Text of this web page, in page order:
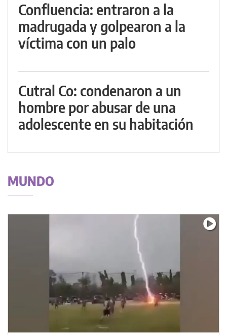
Confluencia: entraron a la
madrugada y golpearon a la
víctima con un palo
Cutral Co: condenaron a un
hombre por abusar de una
adolescente en su habitación
MUNDO